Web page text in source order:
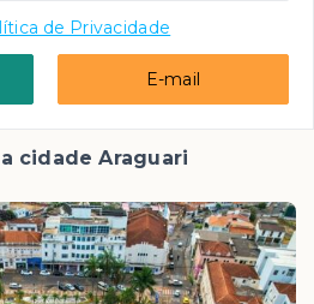
de Privacidade
E-mail
cidade Araguari